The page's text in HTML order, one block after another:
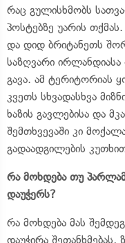
რაც გულისხმობს
პოსტებზე უარის
და დიდ ბრიტანეთს
საზღვარი
გავა. ამ ტერიტორიას
კვეთს სხვადასხვა
ხაზის გავლებისა და
შემთხვევაში კი
გადაადგილების
რა მოხდება თუ
დაუჭერს?
რა მოხდება მას
დაუჭირა შეთანხმებას,